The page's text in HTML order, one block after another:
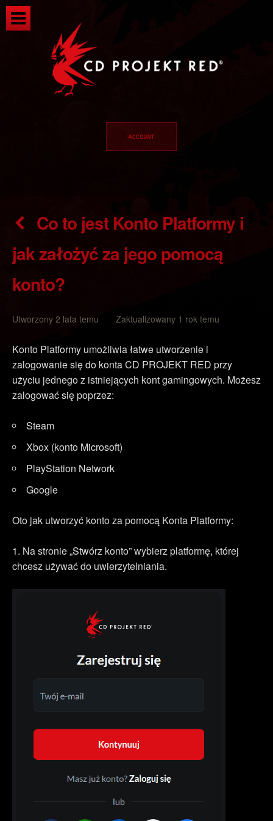
Co to jest Konto Platformy i
jak założyć za jego pomocą
konto?
Utworzony 2 lata temu Zaktualizowany 1 rok temu
Konto Platformy umożliwia łatwe utworzenie i
zalogowanie się do konta CD PROJEKT RED przy
użyciu jednego z istniejących kont gamingowych. Możesz
zalogować się poprzez:
Steam
Xbox (konto Microsoft)
PlayStation Network
Google
Oto jak utworzyć konto za pomocą Konta Platformy:
1. Na stronie „Stwórz konto” wybierz platformę, której
chcesz używać do uwierzytelniania.